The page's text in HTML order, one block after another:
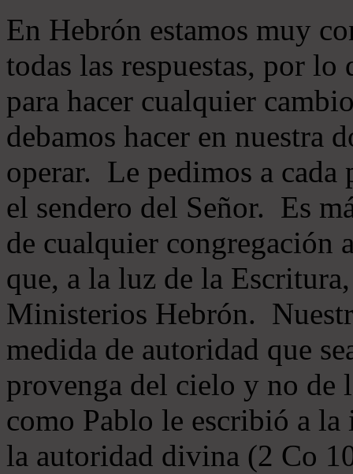
En Hebrón estamos muy
todas las respuestas, por
para hacer cualquier
debamos hacer en nuestra
operar. Le pedimos a cada
el sendero del Señor. Es
de cualquier congregación
que, a la luz de la
Ministerios Hebrón.
medida de autoridad que
provenga del cielo y no de
como Pablo le escribió a
la autoridad divina (2 Co